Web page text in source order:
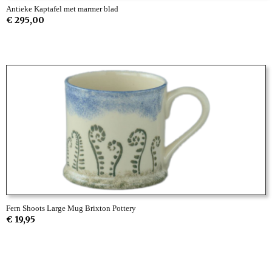
Antieke Kaptafel met marmer blad
€ 295,00
Fern Shoots Large Mug Brixton Pottery
€ 19,95